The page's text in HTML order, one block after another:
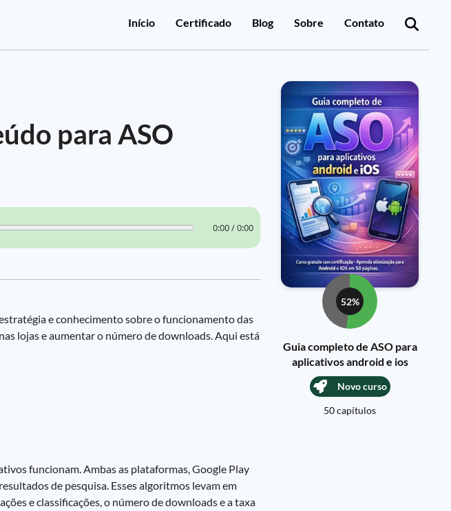
Início Certificado Blog Sobre Contato
para ASO
0:00 / 0:00
e conhecimento sobre o funcionamento das
lojas e aumentar o número de downloads. Aqui está
funcionam. Ambas as plataformas, Google Play
de pesquisa. Esses algoritmos levam em
e classificações, o número de downloads e a taxa
52%
Guia completo de ASO para
aplicativos android e ios
Novo curso
50 capítulos